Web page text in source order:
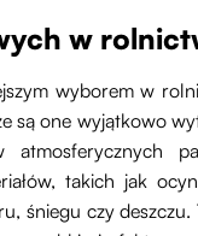
w
wyborem w
są one wyjątkowo
takich jak
śniegu czy